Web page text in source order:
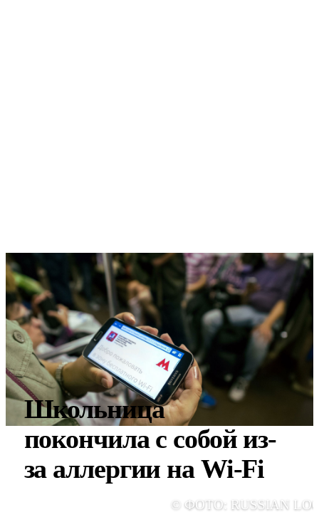
Школьница
покончила с собой из-
за аллергии на Wi-Fi
© ФОТО: RUSSIAN